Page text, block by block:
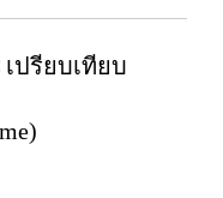
เปรียบเทียบ